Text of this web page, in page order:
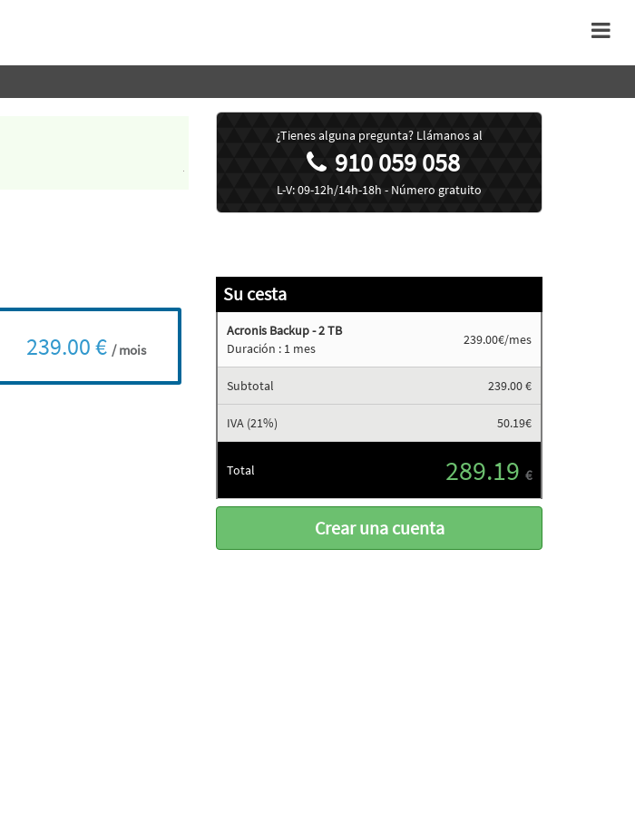
¿Tienes alguna pregunta? Llámanos al
910 059 058
L-V: 09-12h/14h-18h - Número gratuito
239.00 € / mois
Su cesta
Acronis Backup - 2 TB
Duración : 1 mes
239.00€/mes
Subtotal 239.00€
IVA (21%) 50.19€
Total 289.19 €